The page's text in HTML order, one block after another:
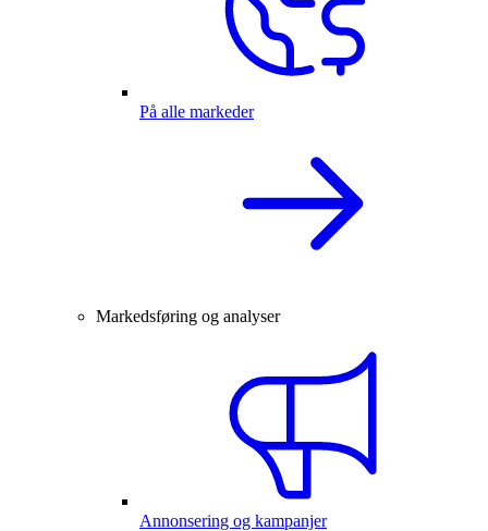
På alle markeder
Markedsføring og analyser
Annonsering og kampanjer